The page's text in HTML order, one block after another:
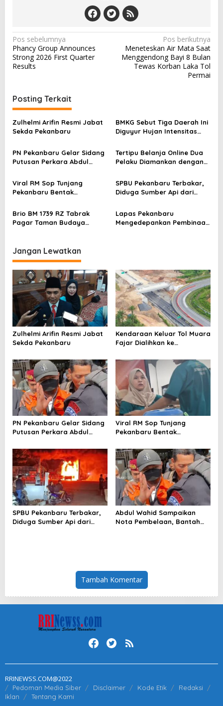
N
a
v
g
a
s
i
p
o
s
Pos sebelumnya
Phancy Group Announces
Strong 2026 First Quarter
Results
Pos berikutnya
Meneteskan Air Mata Saat
Menggendong Bayi 8 Bulan
Tewas Korban Laka Tol
Permai
Posting Terkait
Zulhelmi Arifin Resmi Jabat
Sekda Pekanbaru
BMKG Sebut Tiga Daerah Ini
Diguyur Hujan Intensitas
PN Pekanbaru Gelar Sidang
Putusan Perkara Abdul
Tertipu Belanja Online Dua
Pelaku Diamankan dengan
Viral RM Sop Tunjang
Pekanbaru Bentak
Maaf
SPBU Pekanbaru Terbakar,
Diduga Sumber Api dari
Brio BM 1739 RZ Tabrak
Pagar Taman Budaya
Lapas Pekanbaru
Mengedepankan Pembinaan
Jangan Lewatkan
Zulhelmi Arifin Resmi Jabat
Sekda Pekanbaru
Kendaraan Keluar Tol Muara
Fajar Dialihkan ke
PN Pekanbaru Gelar Sidang
Putusan Perkara Abdul
Viral RM Sop Tunjang
Pekanbaru Bentak
Maaf
SPBU Pekanbaru Terbakar,
Diduga Sumber Api dari
Abdul Wahid Sampaikan
Nota Pembelaan, Bantah
Tambah Komentar
RRINEWSS.COM@2022
Pedoman Media Siber Disclaimer Kode Etik
Redaksi
Iklan
Tentang Kami